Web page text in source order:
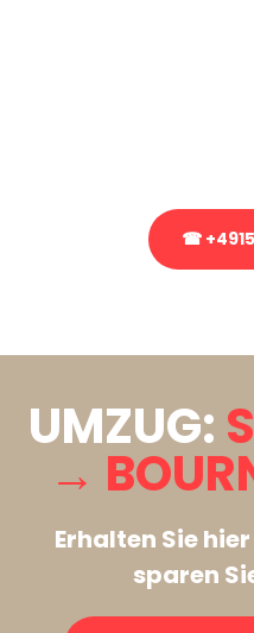
☎
UMZUG:
→
Erhalten Sie
sparen